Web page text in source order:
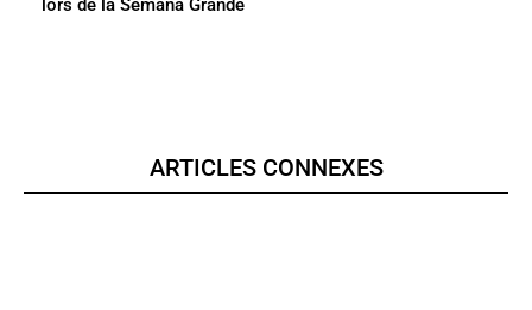
lors de la Semana Grande
ARTICLES CONNEXES